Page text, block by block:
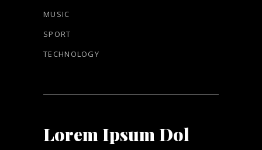
MUSIC
SPORT
TECHNOLOGY
Lorem Ipsum Dol